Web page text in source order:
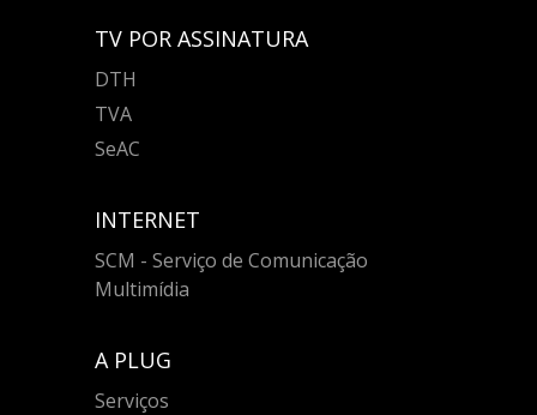
TV POR ASSINATURA
DTH
TVA
SeAC
INTERNET
SCM - Serviço de Comunicação
Multimídia
A PLUG
Serviços